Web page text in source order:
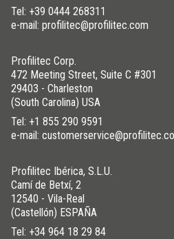
Tel: +39 0444 268311
e-mail: profilitec@profilitec.com
Profilitec Corp.
472 Meeting Street, Suite C #301
29403 - Charleston
(South Carolina) USA
Tel: +1 855 290 9591
e-mail:
Profilitec Ibérica, S.L.U.
Camí de Betxí, 2
12540 - Vila-Real
(Castellón) ESPAÑA
Tel: +34 964 18 29 84